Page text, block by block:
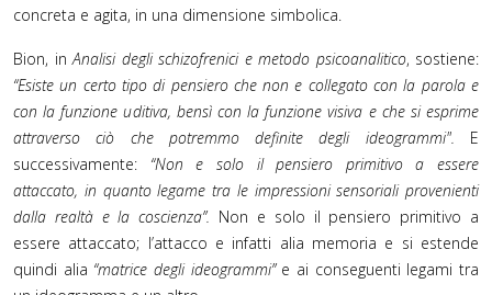
concreta e agita, in una dimensione simbolica.
Bion, inAnalisi degli schizofrenici e metodo psicoanalitico, sostiene:
“Esiste un certo tipo di pensiero che non e collegato con la parola e
con la funzione uditiva, bensì con la funzione visiva e che si esprime
attraverso ciò che potremmo definite degli ideogrammi". E
successivamente: “Non e solo il pensiero primitivo a essere
attaccato, in quanto legame tra le impressioni sensoriali provenienti
dalla realtà e la coscienza”. Non e solo il pensiero primitivo a
essere attaccato; l’attacco e infatti alia memoria e si estende
quindi alia “matrice degli ideogrammi” e ai conseguenti legami tra